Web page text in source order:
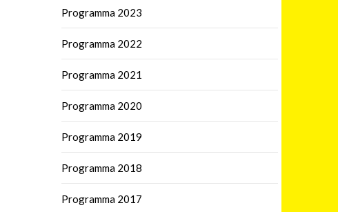
Programma 2023
Programma 2022
Programma 2021
Programma 2020
Programma 2019
Programma 2018
Programma 2017